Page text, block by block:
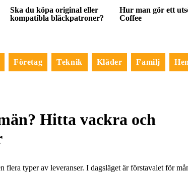
Ska du köpa original eller
kompatibla bläckpatroner?
Hur man gör ett
Coffee
Företag Teknik Kläder Familj
Hitta vackra och
flera typer av leveranser. I dagsläget är förstavalet för